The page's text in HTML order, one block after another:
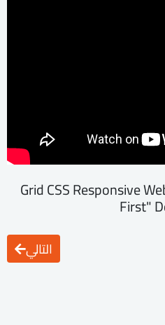
Grid CSS Responsive
First"
التالي